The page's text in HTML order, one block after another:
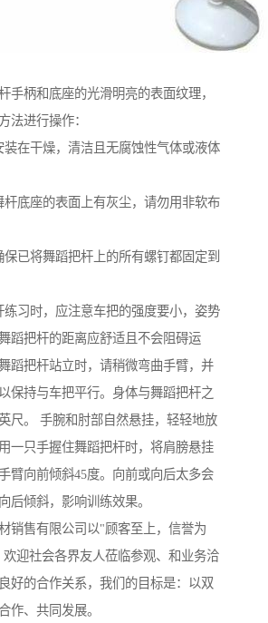
手柄和底座的光滑明亮的表面纹理，
法进行操作：
装在干燥，清洁且无腐蚀性气体或液体
杆底座的表面上有灰尘，请勿用非软布
已将舞蹈把杆上的所有螺钉都固定到
练习时，应注意车把的强度要小，姿势
蹈把杆的距离应舒适且不会阻碍运
蹈把杆站立时，请稍微弯曲手臂，并
保持与车把平行。身体与舞蹈把杆之
尺。 手腕和肘部自然悬挂，轻轻地放
一只手握住舞蹈把杆时，将肩膀悬挂
臂向前倾斜45度。向前或向后太多会
后倾斜，影响训练效果。
销售有限公司以"顾客至上，信誉为
迎社会各界友人莅临参观、和业务洽
好的合作关系，我们的目标是：以双
作、共同发展。